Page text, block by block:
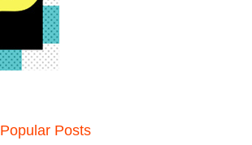
Popular Posts